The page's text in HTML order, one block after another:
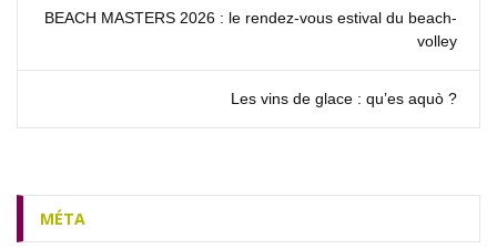
BEACH MASTERS 2026 : le rendez‑vous estival du beach-
volley
Les vins de glace : qu’es aquò ?
MÉTA